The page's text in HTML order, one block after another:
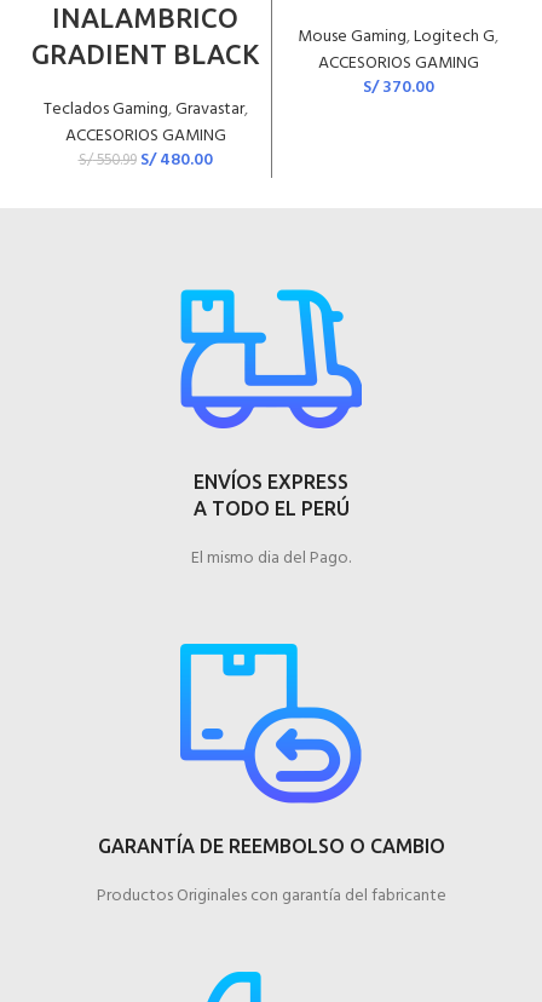
INALAMBRICO
GRADIENT BLACK
Teclados Gaming,Gravastar,
ACCESORIOS GAMING
S/550.99 S/480.00
Mouse Gaming,Logitech G,
ACCESORIOS GAMING
S/370.00
ENVÍOS EXPRESS
A TODO EL PERÚ
El mismo dia del Pago.
GARANTÍA DE REEMBOLSO O CAMBIO
Productos Originales con garantía del fabricante